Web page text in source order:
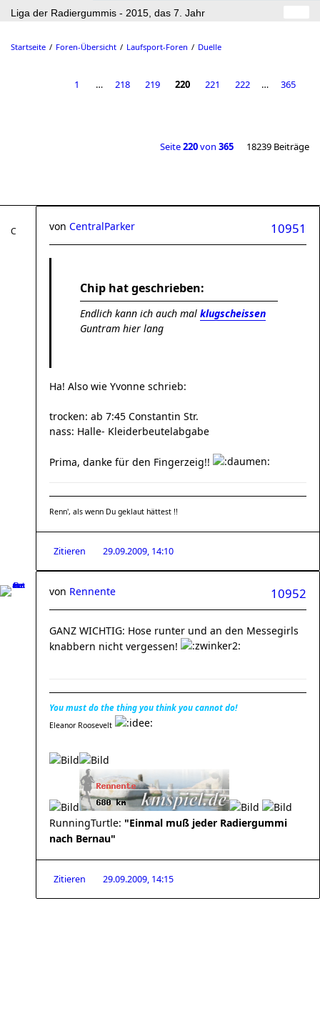
Liga der Radiergummis - 2015, das 7. Jahr
Startseite Foren-Übersicht Laufsport-Foren Duelle
1 … 218 219 220 221 222 … 365
Seite220von 365 18239 Beiträge
10951
von CentralParker
Chip hat geschrieben:
Endlich kann ich auch mal klugscheissen
Guntram hier lang
Ha! Also wie Yvonne schrieb:
trocken: ab 7:45 Constantin Str.
nass: Halle- Kleiderbeutelabgabe
Prima, danke für den Fingerzeig!!
Renn', als wenn Du geklaut hättest !!
Zitieren 29.09.2009, 14:10
10952
von Rennente
GANZ WICHTIG: Hose runter und an den Messegirls
knabbern nicht vergessen!
You must do the thing you think you cannot do!
Eleanor Roosevelt
RunningTurtle: "Einmal muß jeder Radiergummi
nach Bernau"
Zitieren 29.09.2009, 14:15